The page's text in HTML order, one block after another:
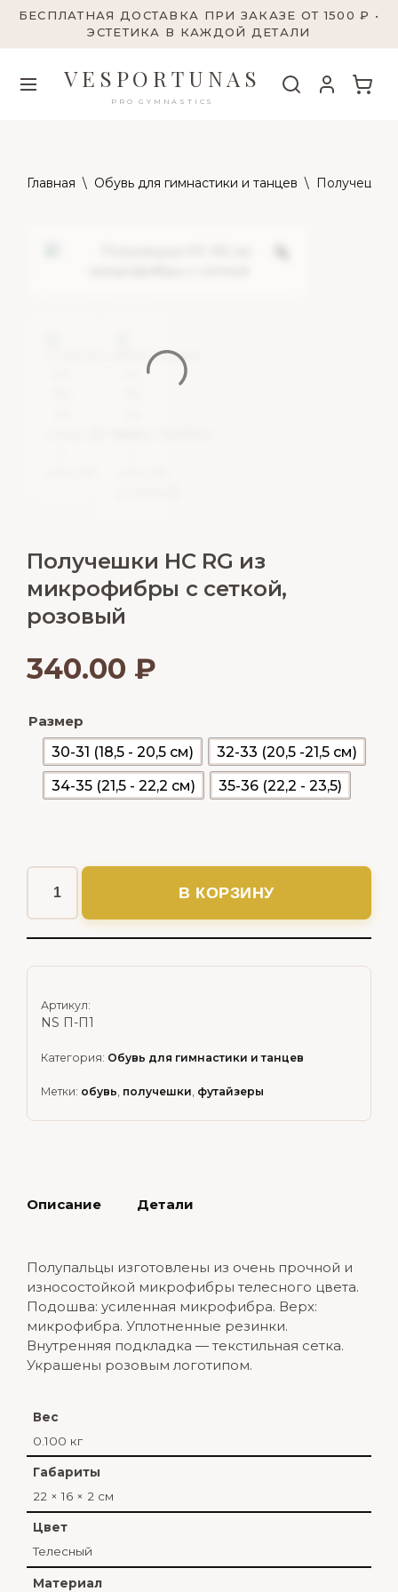
БЕСПЛАТНАЯ ДОСТАВКА ПРИ ЗАКАЗЕ ОТ 1500 ₽ •
ЭСТЕТИКА В КАЖДОЙ ДЕТАЛИ
VESPORTUNAS
PRO GYMNASTICS
Главная \ Обувь для гимнастики и танцев \ Получешки
Получешки НС RG из
микрофибры с сеткой,
розовый
340.00 ₽
Размер
30-31 (18,5 - 20,5 см)
32-33 (20,5 -21,5 см)
34-35 (21,5 - 22,2 см)
35-36 (22,2 - 23,5)
В КОРЗИНУ
Артикул:
NS П-П1
Категория: Обувь для гимнастики и танцев
Метки: обувь, получешки, футайзеры
Описание Детали
Полупальцы изготовлены из очень прочной и
износостойкой микрофибры телесного цвета.
Подошва: усиленная микрофибра. Верх:
микрофибра. Уплотненные резинки.
Внутренняя подкладка — текстильная сетка.
Украшены розовым логотипом.
Вес
0.100 кг
Габариты
22 × 16 × 2 см
Цвет
Телесный
Материал